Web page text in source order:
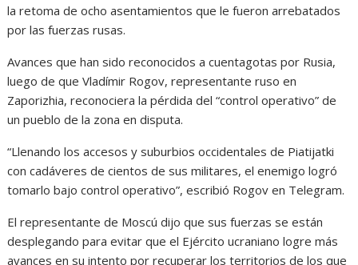
la retoma de ocho asentamientos que le fueron arrebatados
por las fuerzas rusas.
Avances que han sido reconocidos a cuentagotas por Rusia,
luego de que Vladímir Rogov, representante ruso en
Zaporizhia, reconociera la pérdida del “control operativo” de
un pueblo de la zona en disputa.
“Llenando los accesos y suburbios occidentales de Piatijatki
con cadáveres de cientos de sus militares, el enemigo logró
tomarlo bajo control operativo”, escribió Rogov en Telegram.
El representante de Moscú dijo que sus fuerzas se están
desplegando para evitar que el Ejército ucraniano logre más
avances en su intento por recuperar los territorios de los que